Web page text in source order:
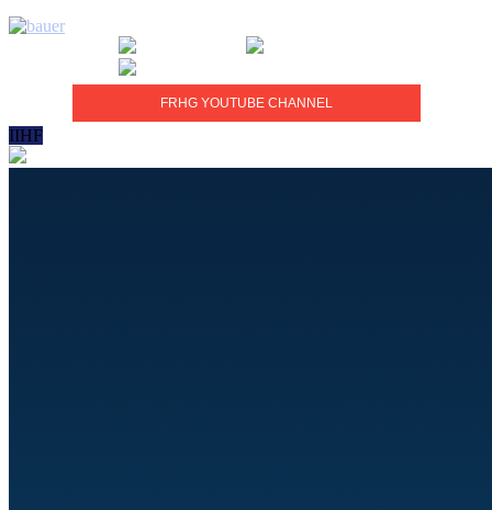
FRHG YOUTUBE CHANNEL
IIHF